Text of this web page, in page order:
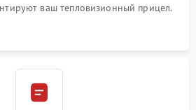
ваш тепловизионный прицел.